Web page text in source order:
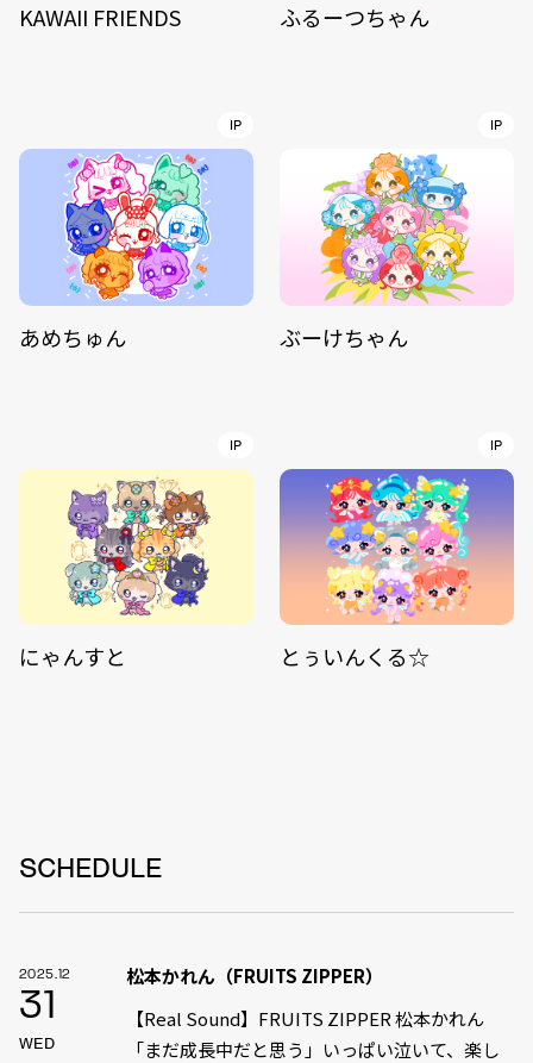
KAWAII FRIENDS ふるーつちゃん
IP
あめちゅん
IP
ぶーけちゃん
IP
にゃんすと
IP
とぅいんくる☆
SCHEDULE
2025.12
31
WED
松本かれん（FRUITS ZIPPER）
【Real Sound】FRUITS ZIPPER 松本かれん
「まだ成長中だと思う」――いっぱい泣いて、楽し